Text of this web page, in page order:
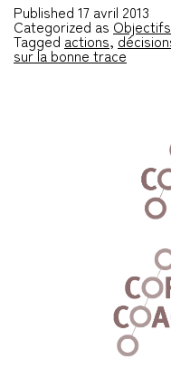
Published 17 avril 2013
Categorized as
Tagged actions,
sur la bonne trace